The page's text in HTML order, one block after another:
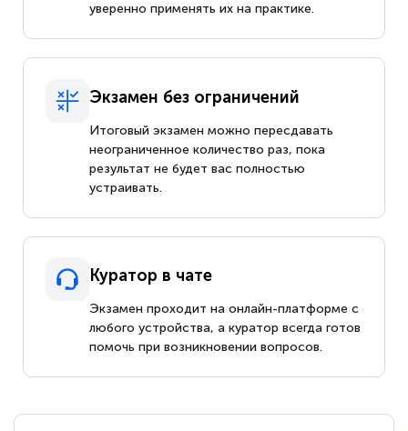
уверенно применять их на практике.
Экзамен без ограничений
Итоговый экзамен можно пересдавать
неограниченное количество раз, пока
результат не будет вас полностью
устраивать.
Куратор в чате
Экзамен проходит на онлайн-платформе с
любого устройства, а куратор всегда готов
помочь при возникновении вопросов.